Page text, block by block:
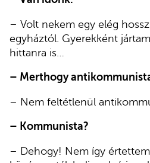
– Volt nekem egy elég
egyháztól. Gyerekként
hittanra is…
– Merthogy
– Nem feltétlenül
– Kommunista?
– Dehogy! Nem így